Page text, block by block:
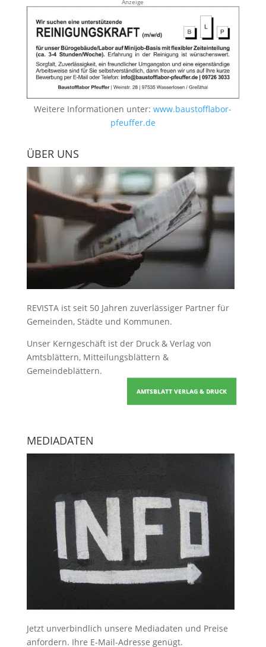
Weitere Informationen unter:www.baustofflabor-
pfeuffer.de
ÜBER UNS
REVISTA ist seit 50 Jahren zuverlässiger Partner für
Gemeinden, Städte und Kommunen.
Unser Kerngeschäft ist der Druck & Verlag von
Amtsblättern, Mitteilungsblättern &
Gemeindeblättern.
AMTSBLATT VERLAG & DRUCK
MEDIADATEN
Jetzt unverbindlich unsere Mediadaten und Preise
anfordern. Ihre E-Mail-Adresse genügt.